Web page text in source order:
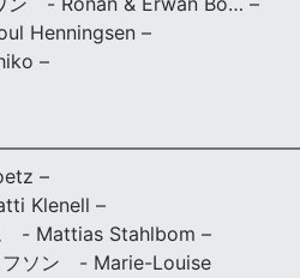
Henningsen –
–
–
Klenell –
- Mattias Stahlbom –
フソン - Marie-Louise